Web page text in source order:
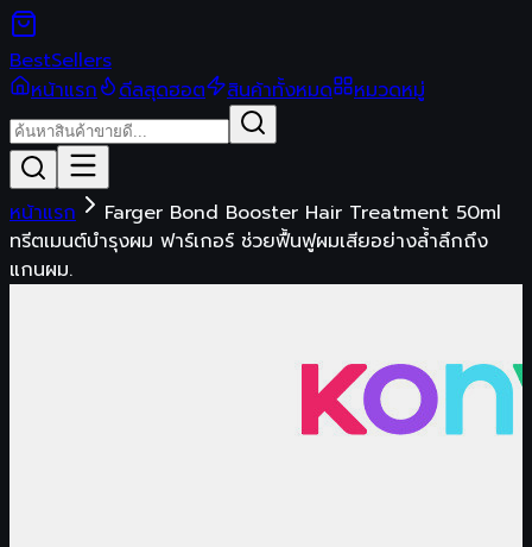
BestSellers
หน้าแรก
ดีลสุดฮอต สินค้าทั้งหมด หมวดหมู่
หน้าแรก
Farger Bond Booster Hair Treatment 50ml
ทรีตเมนต์บำรุงผม ฟาร์เกอร์ ช่วยฟื้นฟูผมเสียอย่างล้ำลึกถึง
แกนผม.